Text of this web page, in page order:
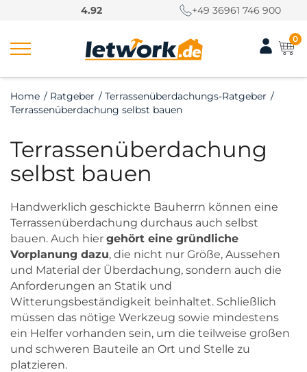
4.92 +49 36961 746 900
0
Home / Ratgeber / Terrassenüberdachungs-Ratgeber /
Terrassenüberdachung selbst bauen
Terrassenüberdachung
selbst bauen
Handwerklich geschickte Bauherrn können eine
Terrassenüberdachung durchaus auch selbst
bauen. Auch hier gehört eine gründliche
Vorplanung dazu, die nicht nur Größe, Aussehen
und Material der Überdachung, sondern auch die
Anforderungen an Statik und
Witterungsbeständigkeit beinhaltet. Schließlich
müssen das nötige Werkzeug sowie mindestens
ein Helfer vorhanden sein, um die teilweise großen
und schweren Bauteile an Ort und Stelle zu
platzieren.